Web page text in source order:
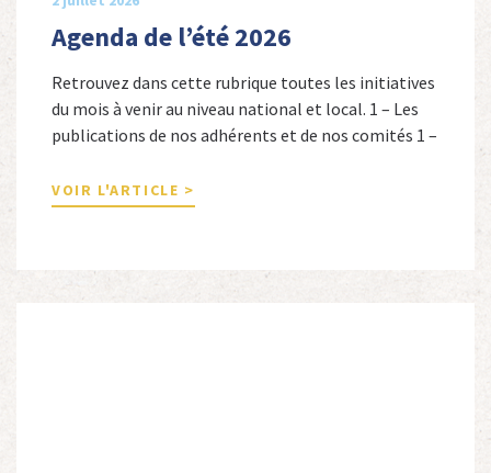
Agenda de l’été 2026
Retrouvez dans cette rubrique toutes les initiatives
du mois à venir au niveau national et local. 1 – Les
publications de nos adhérents et de nos comités 1 –
Cordeboeuf, Christophe Touron et Agnès Dioné,
Nouvelles Sources Éditions, 2026. Ils venaient
autres […]
VOIR L'ARTICLE >